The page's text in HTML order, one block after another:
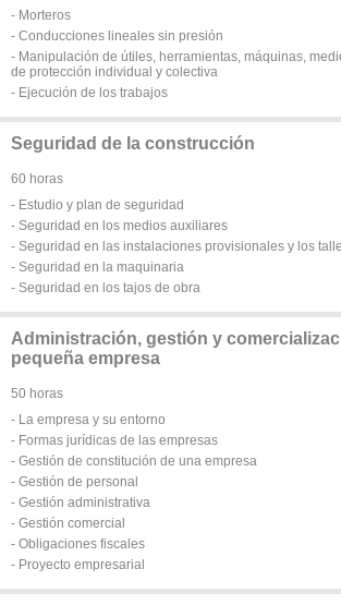
- Morteros
- Conducciones lineales sin presión
- Manipulación de útiles, herramientas, máquinas,
de protección individual y colectiva
- Ejecución de los trabajos
Seguridad de la construcción
60 horas
- Estudio y plan de seguridad
- Seguridad en los medios auxiliares
- Seguridad en las instalaciones provisionales y los
- Seguridad en la maquinaria
- Seguridad en los tajos de obra
Administración, gestión y
pequeña empresa
50 horas
- La empresa y su entorno
- Formas jurídicas de las empresas
- Gestión de constitución de una empresa
- Gestión de personal
- Gestión administrativa
- Gestión comercial
- Obligaciones fiscales
- Proyecto empresarial